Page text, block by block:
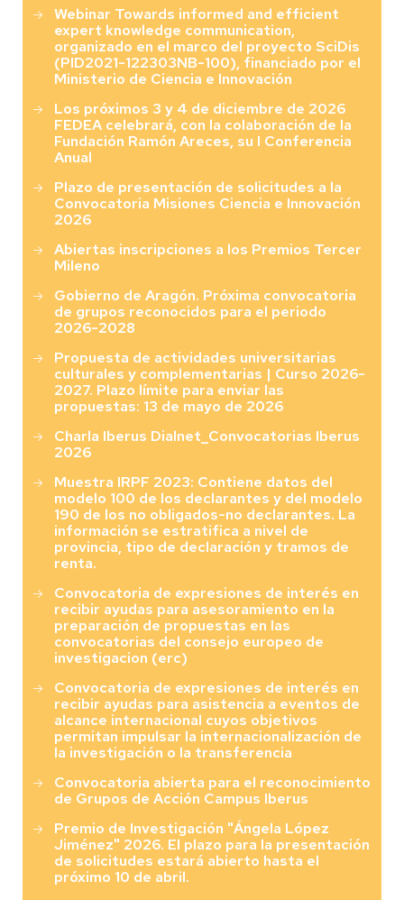
Webinar Towards informed and efficient
expert knowledge communication,
organizado en el marco del proyecto SciDis
(PID2021-122303NB-100), financiado por el
Ministerio de Ciencia e Innovación
Los próximos 3 y 4 de diciembre de 2026
FEDEA celebrará, con la colaboración de la
Fundación Ramón Areces, su I Conferencia
Anual
Plazo de presentación de solicitudes a la
Convocatoria Misiones Ciencia e Innovación
2026
Abiertas inscripciones a los Premios Tercer
Mileno
Gobierno de Aragón. Próxima convocatoria
de grupos reconocidos para el periodo
2026-2028
Propuesta de actividades universitarias
culturales y complementarias | Curso 2026-
2027. Plazo límite para enviar las
propuestas: 13 de mayo de 2026
Charla Iberus Dialnet_Convocatorias Iberus
2026
Muestra IRPF 2023: Contiene datos del
modelo 100 de los declarantes y del modelo
190 de los no obligados-no declarantes. La
información se estratifica a nivel de
provincia, tipo de declaración y tramos de
renta.
Convocatoria de expresiones de interés en
recibir ayudas para asesoramiento en la
preparación de propuestas en las
convocatorias del consejo europeo de
investigacion (erc)
Convocatoria de expresiones de interés en
recibir ayudas para asistencia a eventos de
alcance internacional cuyos objetivos
permitan impulsar la internacionalización de
la investigación o la transferencia
Convocatoria abierta para el reconocimiento
de Grupos de Acción Campus Iberus
Premio de Investigación "Ángela López
Jiménez" 2026. El plazo para la presentación
de solicitudes estará abierto hasta el
próximo 10 de abril.